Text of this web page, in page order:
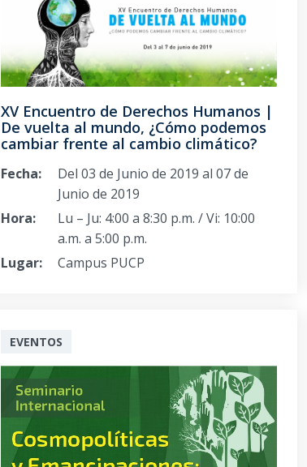
XV Encuentro de Derechos Humanos |
De vuelta al mundo, ¿Cómo podemos
cambiar frente al cambio climático?
Fecha:
Del 03 de Junio de 2019 al 07 de
Junio de 2019
Hora:
Lu – Ju: 4:00 a 8:30 p.m. / Vi: 10:00
a.m. a 5:00 p.m.
Lugar:
Campus PUCP
EVENTOS